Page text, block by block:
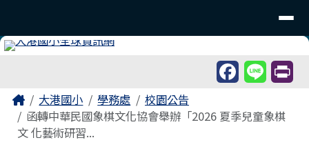
主內容區域
Home大港國小 學務處
校園公告
函轉中華民國象棋文化協會舉辦「2026 夏季兒童象棋
文 化藝術研習...
頁尾區域